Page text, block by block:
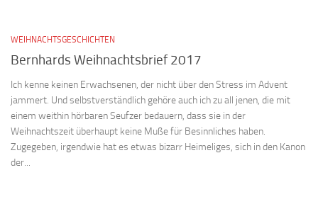
WEIHNACHTSGESCHICHTEN
Bernhards Weihnachtsbrief 2017
Ich kenne keinen Erwachsenen, der nicht über den Stress im Advent
jammert. Und selbstverständlich gehöre auch ich zu all jenen, die mit
einem weithin hörbaren Seufzer bedauern, dass sie in der
Weihnachtszeit überhaupt keine Muße für Besinnliches haben.
Zugegeben, irgendwie hat es etwas bizarr Heimeliges, sich in den Kanon
der...